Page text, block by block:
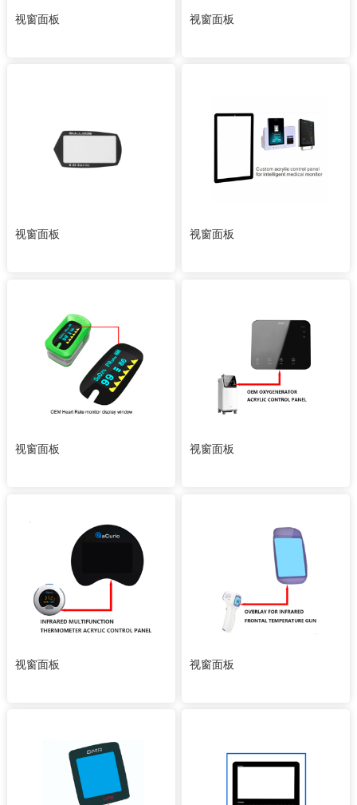
视窗面板 视窗面板
视窗面板 视窗面板
视窗面板 视窗面板
视窗面板 视窗面板